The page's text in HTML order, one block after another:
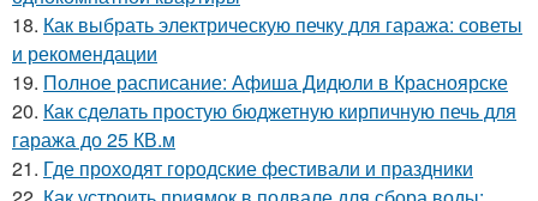
18. Как выбрать электрическую печку для гаража: советы
и рекомендации
19. Полное расписание: Афиша Дидюли в Красноярске
20. Как сделать простую бюджетную кирпичную печь для
гаража до 25 КВ.м
21. Где проходят городские фестивали и праздники